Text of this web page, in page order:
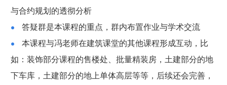
与合约规划的透彻分析
答疑群是本课程的重点，群内布置作业与学术交流
本课程与冯老师在建筑课堂的其他课程形成互动，比
如：装饰部分课程的售楼处、批量精装房，土建部分的地
下车库，土建部分的地上单体高层等等，后续还会完善，